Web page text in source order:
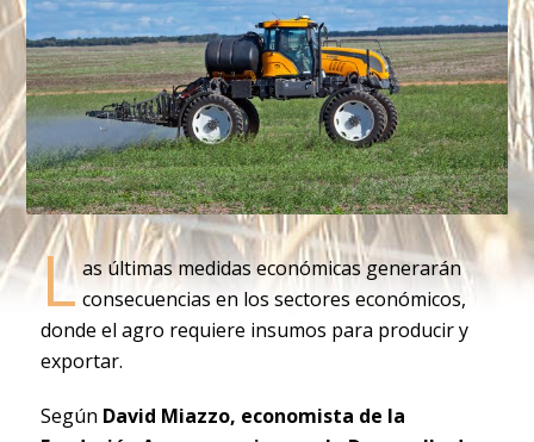
L as últimas medidas económicas generarán
consecuencias en los sectores económicos,
donde el agro requiere insumos para producir y
exportar.
Según David Miazzo, economista de la